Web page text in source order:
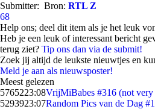
Submitter: Bron: RTL Z
68
Help ons; deel dit item als je het leuk
Heb je een leuk of interessant bericht
terug ziet? Tip ons dan via de submit!
Zoek jij altijd de leukste nieuwtjes en
Meld je aan als nieuwsposter!
Meest gelezen
5765223:08VrijMiBabes #316 (not
5293923:07Random Pics van de Dag